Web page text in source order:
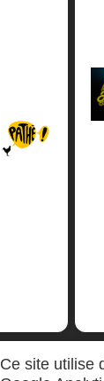
Ce site utilise